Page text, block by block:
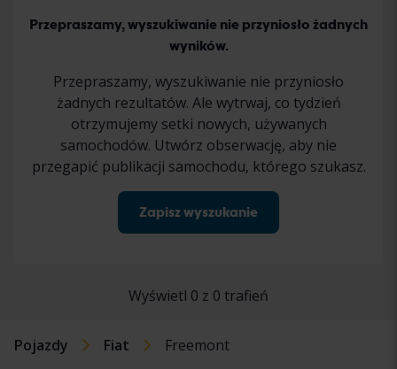
Przepraszamy, wyszukiwanie nie przyniosło żadnych
wyników.
Przepraszamy, wyszukiwanie nie przyniosło
żadnych rezultatów. Ale wytrwaj, co tydzień
otrzymujemy setki nowych, używanych
samochodów. Utwórz obserwację, aby nie
przegapić publikacji samochodu, którego szukasz.
Zapisz wyszukanie
Wyświetl 0 z 0 trafień
Pojazdy Fiat Freemont